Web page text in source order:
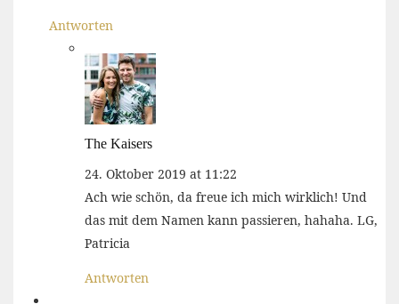
Antworten
The Kaisers
24. Oktober 2019 at 11:22
Ach wie schön, da freue ich mich wirklich! Und
das mit dem Namen kann passieren, hahaha. LG,
Patricia
Antworten